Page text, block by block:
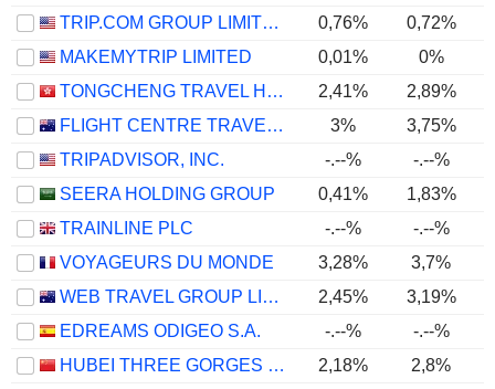
TRIP.COM GROUP LIMITED
0,76% 0,72%
MAKEMYTRIP LIMITED
0,01% 0%
TONGCHENG TRAVEL HOLDINGS LIMITED
2,41%
2,89%
FLIGHT CENTRE TRAVEL GROUP LIMITED
3% 3,75%
TRIPADVISOR, INC.
-.--%
-.--%
SEERA HOLDING GROUP
0,41% 1,83%
TRAINLINE PLC
-.--% -.--%
VOYAGEURS DU MONDE
3,28% 3,7%
WEB TRAVEL GROUP LIMITED
2,45% 3,19%
EDREAMS ODIGEO S.A.
-.--% -.--%
HUBEI THREE GORGES TOURISM GROUP CO., LTD.
2,18% 2,8%